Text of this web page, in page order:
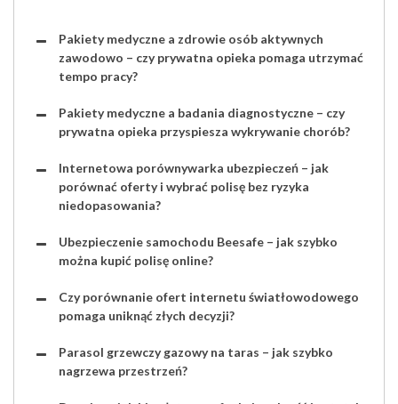
Pakiety medyczne a zdrowie osób aktywnych
zawodowo – czy prywatna opieka pomaga utrzymać
tempo pracy?
Pakiety medyczne a badania diagnostyczne – czy
prywatna opieka przyspiesza wykrywanie chorób?
Internetowa porównywarka ubezpieczeń – jak
porównać oferty i wybrać polisę bez ryzyka
niedopasowania?
Ubezpieczenie samochodu Beesafe – jak szybko
można kupić polisę online?
Czy porównanie ofert internetu światłowodowego
pomaga uniknąć złych decyzji?
Parasol grzewczy gazowy na taras – jak szybko
nagrzewa przestrzeń?